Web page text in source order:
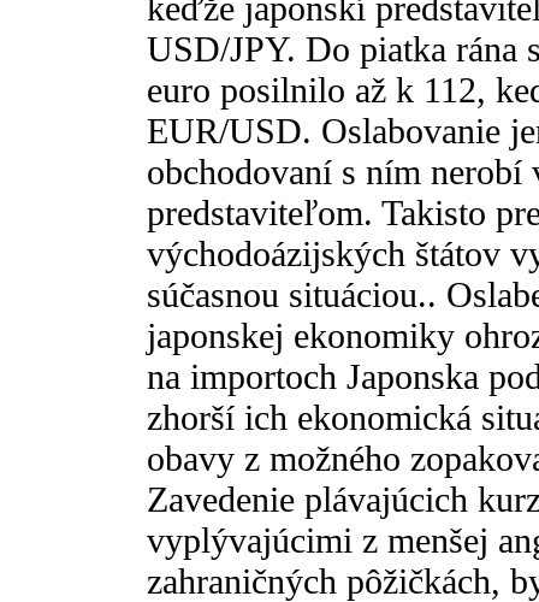
USD/JPY. Do piatka rána
euro posilnilo až k 112,
EUR/USD. Oslabovanie
obchodovaní s ním nerobí
predstaviteľom. Takisto
východoázijských štátov
súčasnou situáciou..
japonskej ekonomiky
na importoch Japonska
zhorší ich ekonomická
obavy z možného
Zavedenie plávajúcich
vyplývajúcimi z menšej
zahraničných pôžičkách,